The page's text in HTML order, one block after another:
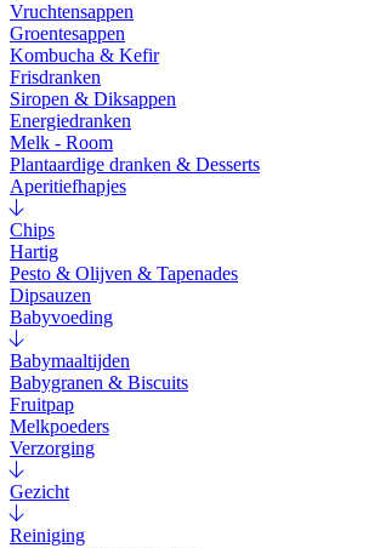
Vruchtensappen
Groentesappen
Kombucha & Kefir
Frisdranken
Siropen & Diksappen
Energiedranken
Melk - Room
Plantaardige dranken & Desserts
Aperitiefhapjes
Chips
Hartig
Pesto & Olijven & Tapenades
Dipsauzen
Babyvoeding
Babymaaltijden
Babygranen & Biscuits
Fruitpap
Melkpoeders
Verzorging
Gezicht
Reiniging